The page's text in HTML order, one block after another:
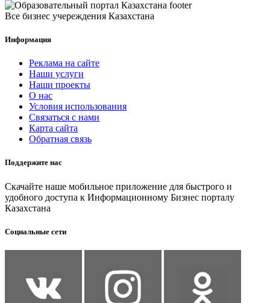
Все бизнес учереждения Казахстана
Информация
Реклама на сайте
Наши услуги
Наши проекты
О нас
Условия использования
Связаться с нами
Карта сайта
Обратная связь
Поддержите нас
Скачайте наше мобильное приложение для быстрого и
удобного доступа к Информационному Бизнес порталу
Казахстана
Социальные сети